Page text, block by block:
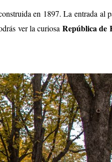
en 1897. La entrada al
ver la curiosa República de